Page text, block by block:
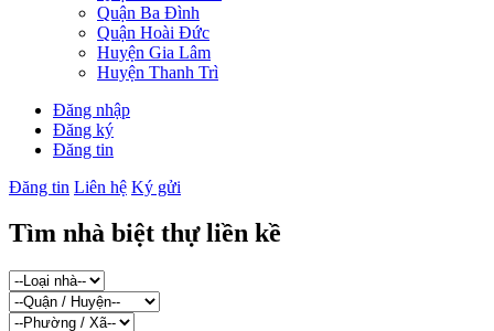
Quận Ba Đình
Quận Hoài Đức
Huyện Gia Lâm
Huyện Thanh Trì
Đăng nhập
Đăng ký
Đăng tin
Đăng tin Liên hệ Ký gửi
Tìm nhà biệt thự liền kề